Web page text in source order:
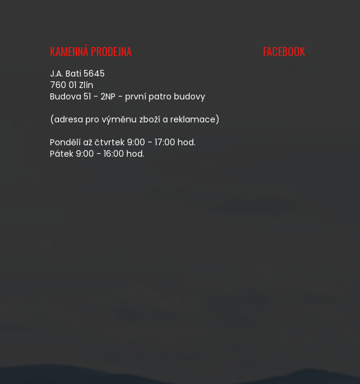
KAMENNÁ PRODEJNA
J.A. Bati 5645
760 01 Zlín
Budova 51 - 2NP - první patro budovy
(adresa pro výměnu zboží a reklamace)
Pondělí až čtvrtek 9:00 - 17:00 hod.
Pátek 9:00 - 16:00 hod.
FACEBOOK